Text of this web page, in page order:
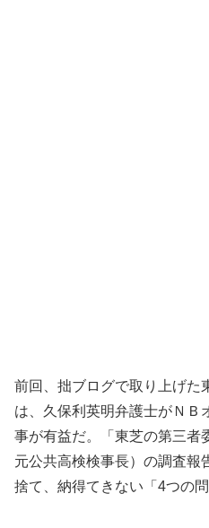
前回、拙ブログで取り上げた
は、久保利英明弁護士がＮＢ
事が有益だ。「東芝の第三者
元公共高検検事長）の調査報
捨て、納得てきない「4つの